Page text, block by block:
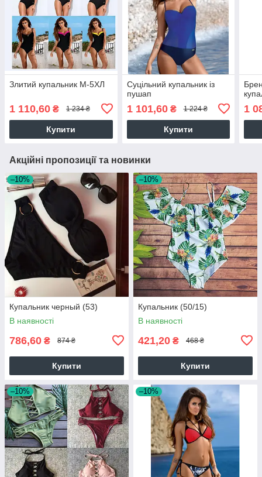
Злитий купальник М-5ХЛ
1 110,60 ₴ 1 234 ₴
Купити
Суцільний купальник із
пушап
1 101,60₴ 1 224 ₴
Купити
1
Акційні пропозиції та новинки
–10%
Купальник черный (53)
В наявності
786,60 ₴ 874 ₴
Купити
–10%
Купальник (50/15)
В наявності
421,20 ₴ 468 ₴
Купити
–10% –10%